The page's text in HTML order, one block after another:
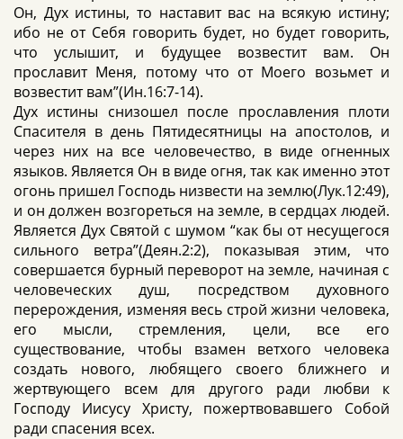
Он, Дух истины, то наставит вас на всякую истину;
ибо не от Себя говорить будет, но будет говорить,
что услышит, и будущее возвестит вам. Он
прославит Меня, потому что от Моего возьмет и
возвестит вам”(Ин.16:7-14).
Дух истины снизошел после прославления плоти
Спасителя в день Пятидесятницы на апостолов, и
через них на все человечество, в виде огненных
языков. Является Он в виде огня, так как именно этот
огонь пришел Господь низвести на землю(Лук.12:49),
и он должен возгореться на земле, в сердцах людей.
Является Дух Святой с шумом “как бы от несущегося
сильного ветра”(Деян.2:2), показывая этим, что
совершается бурный переворот на земле, начиная с
человеческих душ, посредством духовного
перерождения, изменяя весь строй жизни человека,
его мысли, стремления, цели, все его
существование, чтобы взамен ветхого человека
создать нового, любящего своего ближнего и
жертвующего всем для другого ради любви к
Господу Иисусу Христу, пожертвовавшего Собой
ради спасения всех.